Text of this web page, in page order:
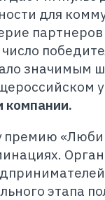
для
значимым
компании.
премию
этапа